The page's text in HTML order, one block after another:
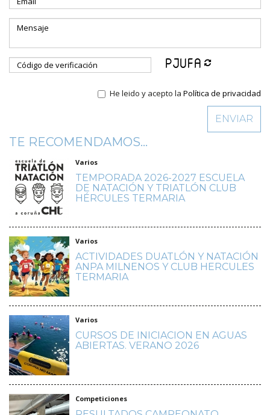
He leido y acepto la Política de privacidad
TE RECOMENDAMOS...
Varios
TEMPORADA 2026-2027 ESCUELA
DE NATACIÓN Y TRIATLÓN CLUB
HÉRCULES TERMARIA
Varios
ACTIVIDADES DUATLÓN Y NATACIÓN
ANPA MILNENOS Y CLUB HERCULES
TERMARIA
Varios
CURSOS DE INICIACION EN AGUAS
ABIERTAS. VERANO 2026
Competiciones